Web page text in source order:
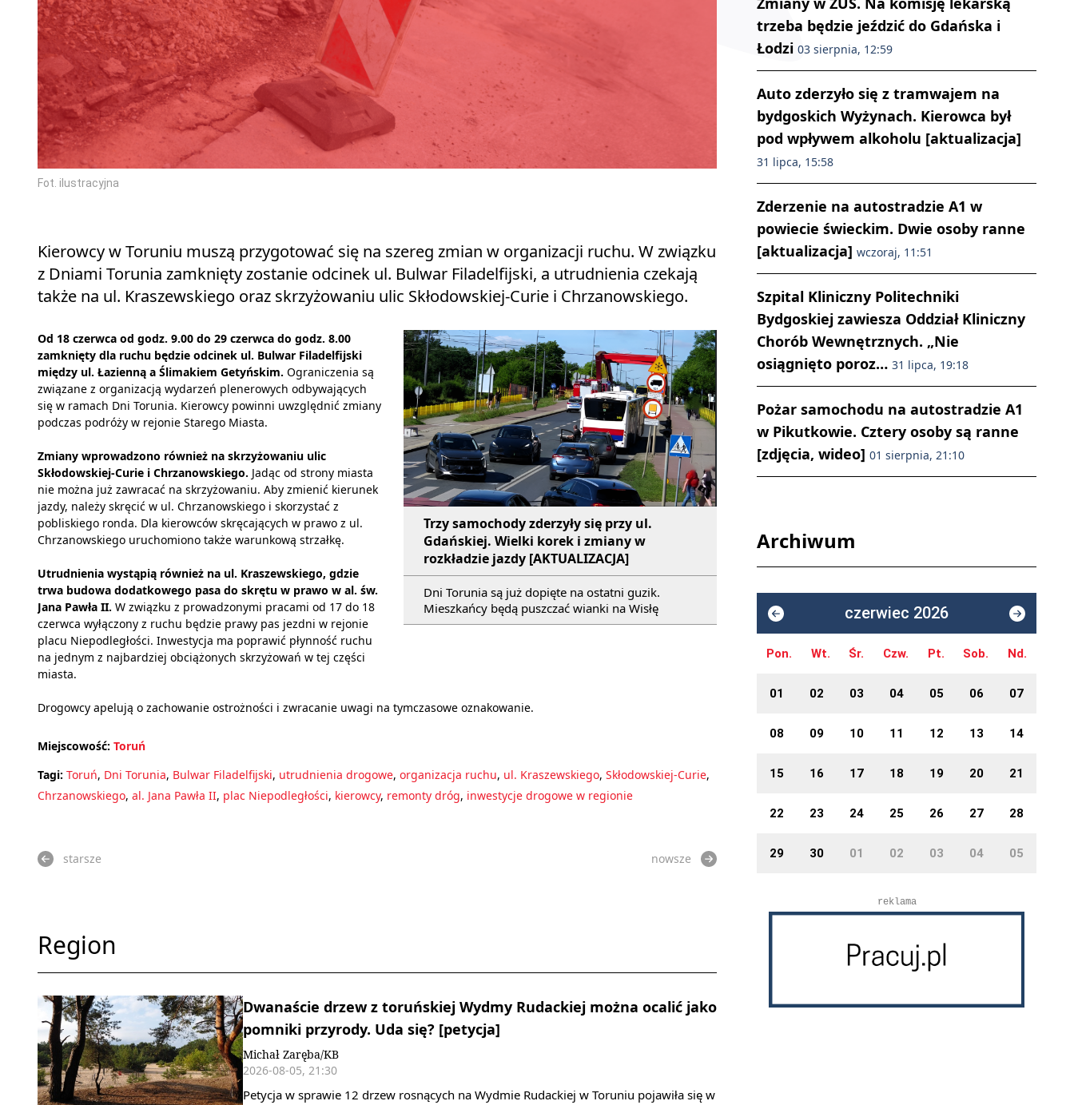
Fot. ilustracyjna
Kierowcy w Toruniu muszą przygotować się na szereg zmian w organizacji ruchu. W związku
z Dniami Torunia zamknięty zostanie odcinek ul. Bulwar Filadelfijski, a utrudnienia czekają
także na ul. Kraszewskiego oraz skrzyżowaniu ulic Skłodowskiej-Curie i Chrzanowskiego.
Trzy samochody zderzyły się przy ul.
Gdańskiej. Wielki korek i zmiany w
rozkładzie jazdy [AKTUALIZACJA]
Dni Torunia są już dopięte na ostatni guzik.
Mieszkańcy będą puszczać wianki na Wisłę
Od 18 czerwca od godz. 9.00 do 29 czerwca do godz. 8.00
zamknięty dla ruchu będzie odcinek ul. Bulwar Filadelfijski
między ul. Łazienną a Ślimakiem Getyńskim. Ograniczenia są
związane z organizacją wydarzeń plenerowych odbywających
się w ramach Dni Torunia. Kierowcy powinni uwzględnić zmiany
podczas podróży w rejonie Starego Miasta.
Zmiany wprowadzono również na skrzyżowaniu ulic
Skłodowskiej-Curie i Chrzanowskiego. Jadąc od strony miasta
nie można już zawracać na skrzyżowaniu. Aby zmienić kierunek
jazdy, należy skręcić w ul. Chrzanowskiego i skorzystać z
pobliskiego ronda. Dla kierowców skręcających w prawo z ul.
Chrzanowskiego uruchomiono także warunkową strzałkę.
Utrudnienia wystąpią również na ul. Kraszewskiego, gdzie
trwa budowa dodatkowego pasa do skrętu w prawo w al. św.
Jana Pawła II. W związku z prowadzonymi pracami od 17 do 18
czerwca wyłączony z ruchu będzie prawy pas jezdni w rejonie
placu Niepodległości. Inwestycja ma poprawić płynność ruchu
na jednym z najbardziej obciążonych skrzyżowań w tej części
miasta.
Drogowcy apelują o zachowanie ostrożności i zwracanie uwagi na tymczasowe oznakowanie.
Miejscowość: Toruń
Tagi: Toruń, Dni Torunia, Bulwar Filadelfijski, utrudnienia drogowe, organizacja ruchu, ul. Kraszewskiego, Skłodowskiej-Curie,
Chrzanowskiego, al. Jana Pawła II, plac Niepodległości, kierowcy, remonty dróg, inwestycje drogowe w regionie
starsze nowsze
Region
Dwanaście drzew z toruńskiej Wydmy Rudackiej można ocalić jako
pomniki przyrody. Uda się? [petycja]
Michał Zaręba/KB
2026-08-05, 21:30
Petycja w sprawie 12 drzew rosnących na Wydmie Rudackiej w Toruniu pojawiła się w
trzeba będzie jeździć do Gdańska i
Łodzi 03 sierpnia, 12:59
Auto zderzyło się z tramwajem na
bydgoskich Wyżynach. Kierowca był
pod wpływem alkoholu [aktualizacja]
31 lipca, 15:58
Zderzenie na autostradzie A1 w
powiecie świeckim. Dwie osoby ranne
[aktualizacja] wczoraj, 11:51
Szpital Kliniczny Politechniki
Bydgoskiej zawiesza Oddział Kliniczny
Chorób Wewnętrznych. „Nie
osiągnięto poroz… 31 lipca, 19:18
Pożar samochodu na autostradzie A1
w Pikutkowie. Cztery osoby są ranne
[zdjęcia, wideo] 01 sierpnia, 21:10
Archiwum
czerwiec 2026
Pon. Wt. Śr. Czw. Pt. Sob. Nd.
01 02 03 04 05 06 07
08 09 10 11 12 13 14
15 16 17 18 19 20 21
22 23 24 25 26 27 28
29 30 01 02 03 04 05
reklama